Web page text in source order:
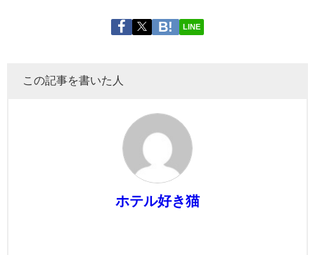
LINE
この記事を書いた人
ホテル好き猫